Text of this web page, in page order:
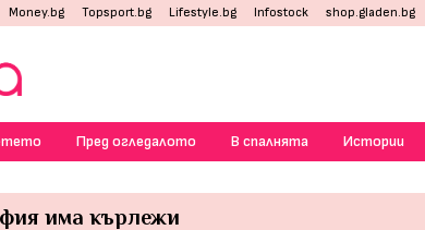
Money.bg Topsport.bg Lifestyle.bg Infostock shop.gladen.bg
Пред огледалото В спалнята Истории
има кърлежи